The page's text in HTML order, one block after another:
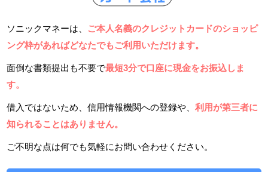
ソニックマネーは、 ご本人名義のクレジットカードのショッピ
ング枠があればどなたでもご利用いただけます。
面倒な書類提出も不要で最短3分で口座に現金をお振込しま
す。
借入ではないため、信用情報機関への登録や、利用が第三者に
知られることはありません。
ご不明な点は何でも気軽にお問い合わせください。